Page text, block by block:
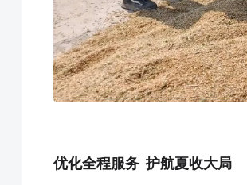
优化全程服务 护航夏收大局